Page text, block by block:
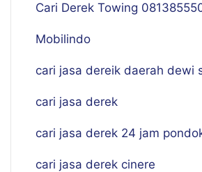
Cari Derek Towing
Mobilindo
cari jasa dereik daerah dewi
cari jasa derek
cari jasa derek 24 jam
cari jasa derek cinere